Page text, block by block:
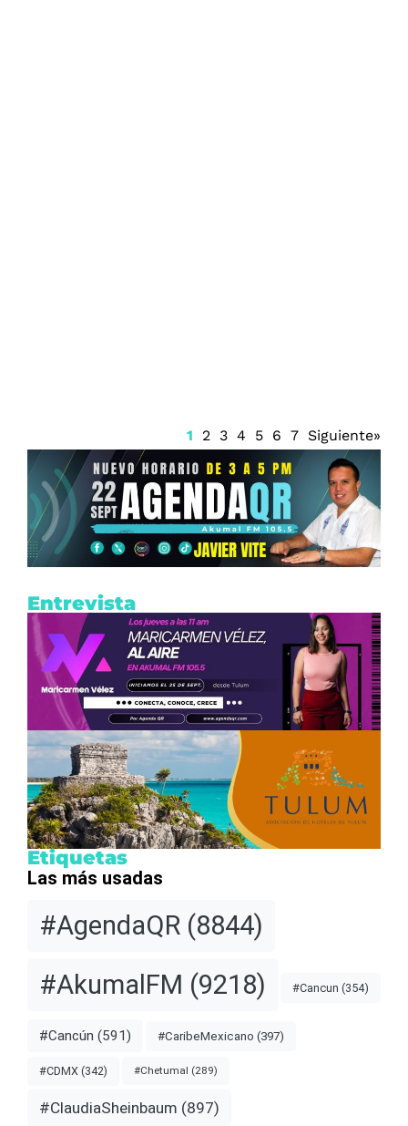
1 2 3 4 5 6 7 Siguiente»
Entrevista
Etiquetas
Las más usadas
#AgendaQR (8844)
#AkumalFM (9218) #Cancun (354)
#Cancún (591) #CaribeMexicano (397)
#CDMX (342) #Chetumal (289)
#ClaudiaSheinbaum (897)